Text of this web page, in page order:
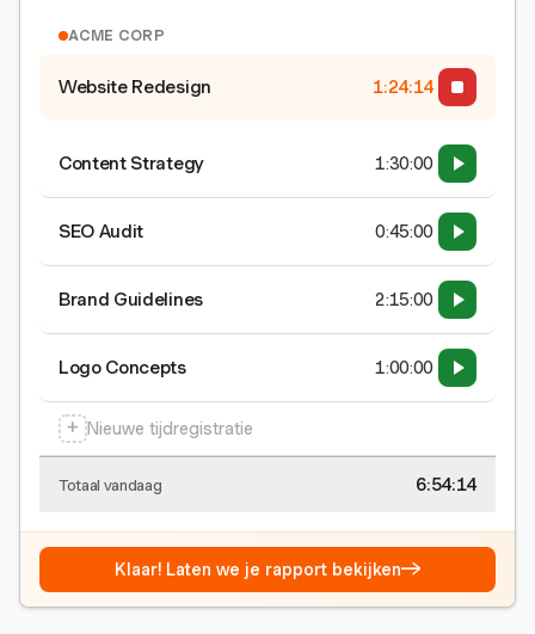
ACME CORP
Website Redesign 1:24:15
Content Strategy 1:30:00
SEO Audit 0:45:00
Brand Guidelines 2:15:00
Logo Concepts 1:00:00
+ Nieuwe tijdregistratie
Totaal vandaag 6:54:15
Klaar! Laten we je rapport bekijken→